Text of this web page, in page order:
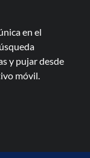
en el
y pujar desde
móvil.